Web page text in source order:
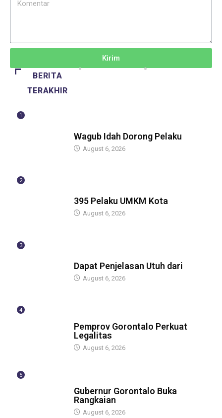
Kirim
BERITA
TERAKHIR
1
Wagub Idah Dorong Pelaku
August 6, 2026
2
395 Pelaku UMKM Kota
August 6, 2026
3
Dapat Penjelasan Utuh dari
August 6, 2026
4
Pemprov Gorontalo Perkuat
Legalitas
August 6, 2026
5
Gubernur Gorontalo Buka
Rangkaian
August 6, 2026